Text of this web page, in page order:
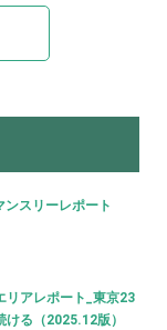
ンスリーレポート
リアレポート_東京23
る（2025.12版）